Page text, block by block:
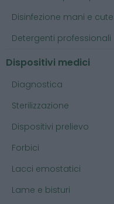
Disinfezione mani e cute
Detergenti professionali
Dispositivi medici
Diagnostica
Sterilizzazione
Dispositivi prelievo
Forbici
Lacci emostatici
Lame e bisturi